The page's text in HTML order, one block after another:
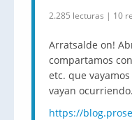
2.285 lecturas | 10
Arratsalde on!
compartamos
etc. que
vayan ocurriendo.
https://